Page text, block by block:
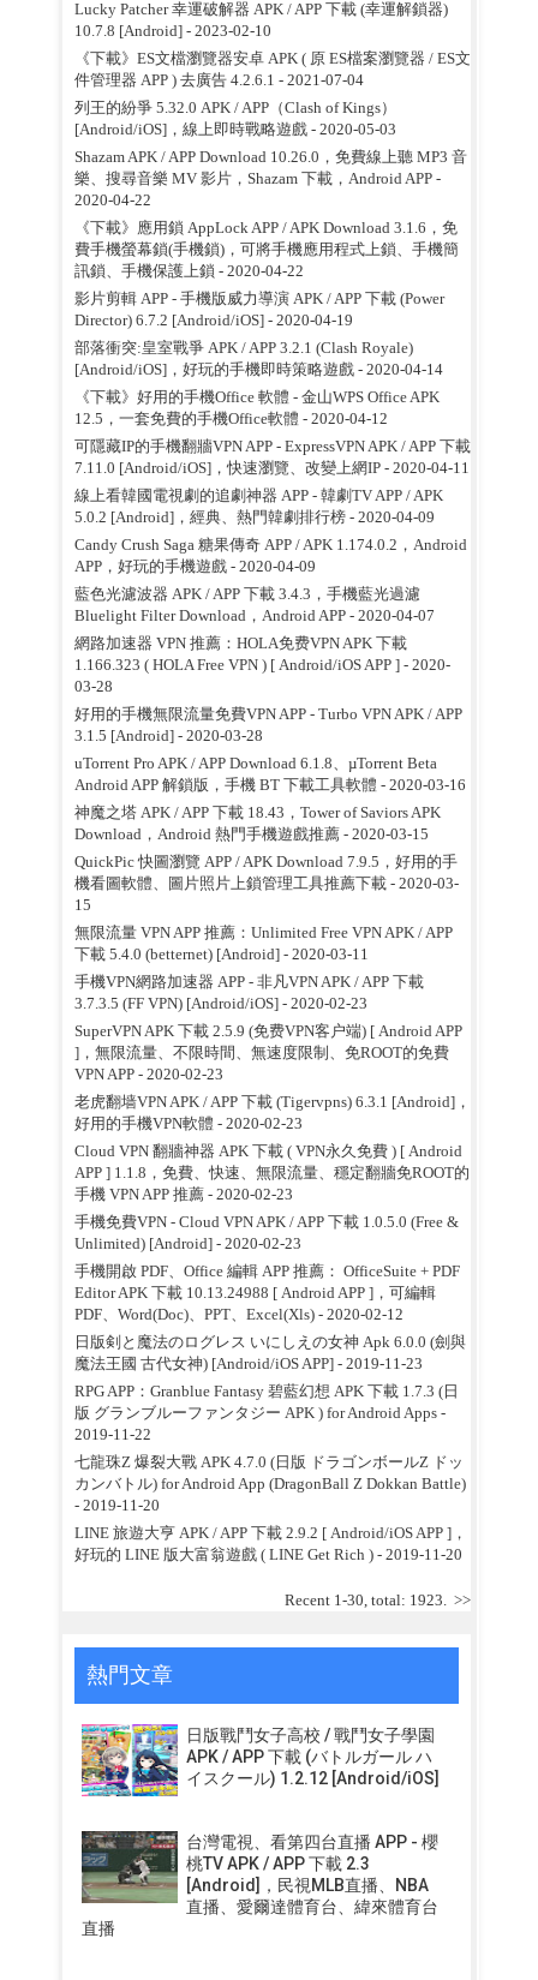
Lucky Patcher 幸運破解器 APK / APP 下載 (幸運解鎖器)
10.7.8 [Android] - 2023-02-10
《下載》ES文檔瀏覽器安卓 APK ( 原 ES檔案瀏覽器 / ES文
件管理器 APP ) 去廣告 4.2.6.1 - 2021-07-04
列王的紛爭 5.32.0 APK / APP（Clash of Kings）
[Android/iOS]，線上即時戰略遊戲- 2020-05-03
Shazam APK / APP Download 10.26.0，免費線上聽 MP3 音
樂、搜尋音樂 MV 影片，Shazam 下載，Android APP-
2020-04-22
《下載》應用鎖 AppLock APP / APK Download 3.1.6，免
費手機螢幕鎖(手機鎖)，可將手機應用程式上鎖、手機簡
訊鎖、手機保護上鎖 - 2020-04-22
影片剪輯 APP - 手機版威力導演 APK / APP 下載 (Power
Director) 6.7.2 [Android/iOS]- 2020-04-19
部落衝突:皇室戰爭 APK / APP 3.2.1 (Clash Royale)
[Android/iOS]，好玩的手機即時策略遊戲- 2020-04-14
《下載》好用的手機Office 軟體 - 金山WPS Office APK
12.5，一套免費的手機Office軟體 - 2020-04-12
可隱藏IP的手機翻牆VPN APP - ExpressVPN APK / APP 下載
7.11.0 [Android/iOS]，快速瀏覽、改變上網IP- 2020-04-11
線上看韓國電視劇的追劇神器 APP - 韓劇TV APP / APK
5.0.2 [Android]，經典、熱門韓劇排行榜- 2020-04-09
Candy Crush Saga 糖果傳奇 APP / APK 1.174.0.2，Android
APP，好玩的手機遊戲- 2020-04-09
藍色光濾波器 APK / APP 下載 3.4.3，手機藍光過濾
Bluelight Filter Download，Android APP- 2020-04-07
網路加速器 VPN 推薦：HOLA免费VPN APK 下載
1.166.323 ( HOLA Free VPN ) [ Android/iOS APP ]- 2020-
03-28
好用的手機無限流量免費VPN APP - Turbo VPN APK / APP
3.1.5 [Android]- 2020-03-28
uTorrent Pro APK / APP Download 6.1.8、µTorrent Beta
Android APP 解鎖版，手機 BT 下載工具軟體 - 2020-03-16
神魔之塔 APK / APP 下載 18.43，Tower of Saviors APK
Download，Android 熱門手機遊戲推薦- 2020-03-15
QuickPic 快圖瀏覽 APP / APK Download 7.9.5，好用的手
機看圖軟體、圖片照片上鎖管理工具推薦下載- 2020-03-
15
無限流量 VPN APP 推薦：Unlimited Free VPN APK / APP
下載 5.4.0 (betternet) [Android]- 2020-03-11
手機VPN網路加速器 APP - 非凡VPN APK / APP 下載
3.7.3.5 (FF VPN) [Android/iOS]- 2020-02-23
SuperVPN APK 下載 2.5.9 (免费VPN客户端) [ Android APP
]，無限流量、不限時間、無速度限制、免ROOT的免費
VPN APP- 2020-02-23
老虎翻墙VPN APK / APP 下載 (Tigervpns) 6.3.1 [Android]，
好用的手機VPN軟體 - 2020-02-23
Cloud VPN 翻牆神器 APK 下載 ( VPN永久免費 ) [ Android
APP ] 1.1.8，免費、快速、無限流量、穩定翻牆免ROOT的
手機 VPN APP 推薦- 2020-02-23
手機免費VPN - Cloud VPN APK / APP 下載 1.0.5.0 (Free &
Unlimited) [Android]- 2020-02-23
手機開啟 PDF、Office 編輯 APP 推薦： OfficeSuite + PDF
Editor APK 下載 10.13.24988 [ Android APP ]，可編輯
PDF、Word(Doc)、PPT、Excel(Xls)- 2020-02-12
日版剣と魔法のログレス いにしえの女神 Apk 6.0.0 (劍與
魔法王國 古代女神) [Android/iOS APP]- 2019-11-23
RPG APP：Granblue Fantasy 碧藍幻想 APK 下載 1.7.3 (日
版 グランブルーファンタジー APK ) for Android Apps -
2019-11-22
七龍珠Z 爆裂大戰 APK 4.7.0 (日版 ドラゴンボールZ ドッ
カンバトル) for Android App (DragonBall Z Dokkan Battle)
- 2019-11-20
LINE 旅遊大亨 APK / APP 下載 2.9.2 [ Android/iOS APP ]，
好玩的 LINE 版大富翁遊戲 ( LINE Get Rich )- 2019-11-20
Recent 1-30, total: 1923. >>
熱門文章
日版戰鬥女子高校 / 戰鬥女子學園
APK / APP 下載 (バトルガール ハ
イスクール) 1.2.12 [Android/iOS]
台灣電視、看第四台直播 APP - 櫻
桃TV APK / APP 下載 2.3
[Android]，民視MLB直播、NBA
直播、愛爾達體育台、緯來體育台
直播